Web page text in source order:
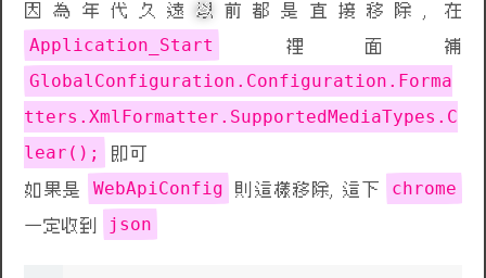
因為年代久遠以前都是直接移除, 在
Application_Start 裡面補
GlobalConfiguration.Configuration.Forma
tters.XmlFormatter.SupportedMediaTypes.C
lear();
即可
如果是
WebApiConfig 則這樣移除, 這下 chrome
一定收到 json
💩